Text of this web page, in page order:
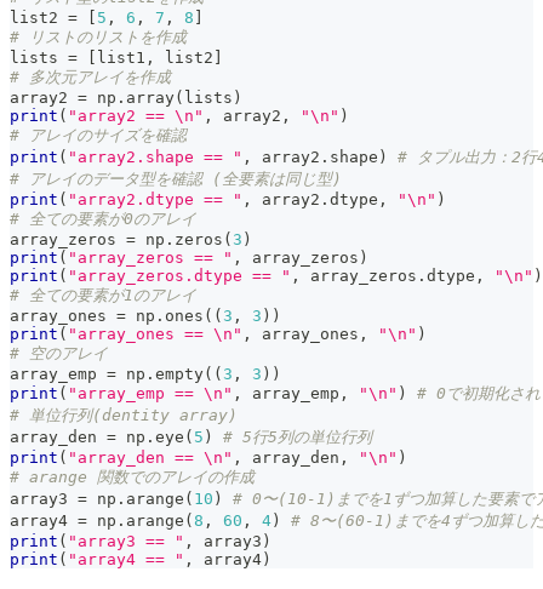
list2 = [ 5 , 6 , 7 , 8 ]
# リストのリストを作成
lists = [ list1 , list2 ]
# 多次元アレイを作成
array2 = np . array( lists )
print ( "array2 == \n" , array2 , "\n" )
# アレイのサイズを確認
print ( "array2.shape == " , array2 . shape )
# タプル出力：2行
# アレイのデータ型を確認 (全要素は同じ型)
print ( "array2.dtype == " , array2 . dtype , "\n" )
# 全ての要素が0のアレイ
array_zeros = np . zeros ( 3 )
print ( "array_zeros == " , array_zeros )
print ( "array_zeros.dtype == " , array_zeros . dtype , "\n" )
# 全ての要素が1のアレイ
array_ones = np . ones ( ( 3 , 3 ) )
print ( "array_ones == \n" , array_ones , "\n" )
# 空のアレイ
array_emp = np . empty( ( 3 , 3 ) )
print ( "array_emp == \n" , array_emp , "\n" )
# 0で初期化され
# 単位行列(dentity array)
array_den = np . eye ( 5 )
# 5行5列の単位行列
print ( "array_den == \n" , array_den , "\n" )
# arange 関数でのアレイの作成
array3 = np . arange ( 10 )
# 0〜(10-1)までを1ずつ加算した要素で
array4 = np . arange (8 , 60 , 4)
# 8〜(60-1)までを4ずつ加算した
print ( "array3 == " , array3 )
print ( "array4 == " , array4)